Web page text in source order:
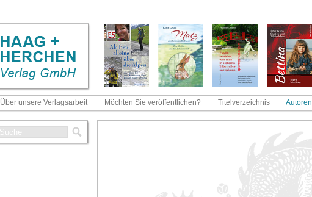
Über unsere Verlagsarbeit Möchten Sie veröffentlichen? Titelverzeichnis Autoren